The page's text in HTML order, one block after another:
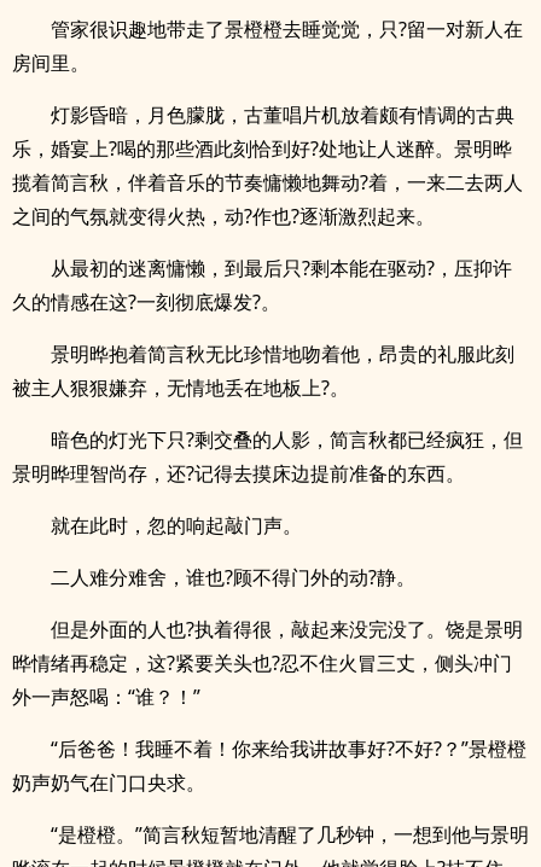
管家很识趣地带走了景橙橙去睡觉觉，只?留一对新人在
房间里。
灯影昏暗，月色朦胧，古董唱片机放着颇有情调的古典
乐，婚宴上?喝的那些酒此刻恰到好?处地让人迷醉。景明晔
揽着简言秋，伴着音乐的节奏慵懒地舞动?着，一来二去两人
之间的气氛就变得火热，动?作也?逐渐激烈起来。
从最初的迷离慵懒，到最后只?剩本能在驱动?，压抑许
久的情感在这?一刻彻底爆发?。
景明晔抱着简言秋无比珍惜地吻着他，昂贵的礼服此刻
被主人狠狠嫌弃，无情地丢在地板上?。
暗色的灯光下只?剩交叠的人影，简言秋都已经疯狂，但
景明晔理智尚存，还?记得去摸床边提前准备的东西。
就在此时，忽的响起敲门声。
二人难分难舍，谁也?顾不得门外的动?静。
但是外面的人也?执着得很，敲起来没完没了。饶是景明
晔情绪再稳定，这?紧要关头也?忍不住火冒三丈，侧头冲门
外一声怒喝：“谁？！”
“后爸爸！我睡不着！你来给我讲故事好?不好?？”景橙橙
奶声奶气在门口央求。
“是橙橙。”简言秋短暂地清醒了几秒钟，一想到他与景明